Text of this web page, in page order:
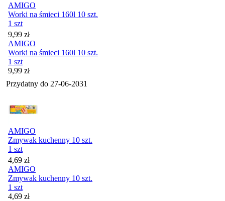
AMIGO
Worki na śmieci 160l 10 szt.
1 szt
Cena
9,99 zł
AMIGO
Worki na śmieci 160l 10 szt.
1 szt
Cena
9,99 zł
Przydatny do 27-06-2031
AMIGO
Zmywak kuchenny 10 szt.
1 szt
Cena
4,69 zł
AMIGO
Zmywak kuchenny 10 szt.
1 szt
Cena
4,69 zł